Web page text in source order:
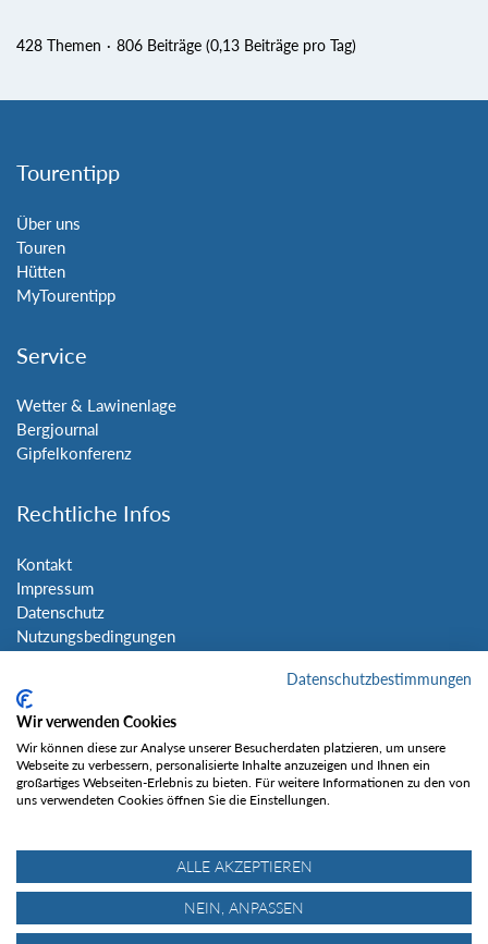
428 Themen 806 Beiträge (0,13 Beiträge pro Tag)
Tourentipp
Über uns
Touren
Hütten
MyTourentipp
Service
Wetter & Lawinenlage
Bergjournal
Gipfelkonferenz
Rechtliche Infos
Kontakt
Impressum
Datenschutz
Nutzungsbedingungen
Social Media
Gefällt mir
Datenschutzbestimmungen
Wir verwenden Cookies
Wir können diese zur Analyse unserer Besucherdaten platzieren, um unsere
Webseite zu verbessern, personalisierte Inhalte anzuzeigen und Ihnen ein
großartiges Webseiten-Erlebnis zu bieten. Für weitere Informationen zu den von
uns verwendeten Cookies öffnen Sie die Einstellungen.
ALLE AKZEPTIEREN
NEIN, ANPASSEN